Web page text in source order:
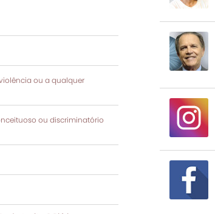
ou a qualquer
ou discriminatório